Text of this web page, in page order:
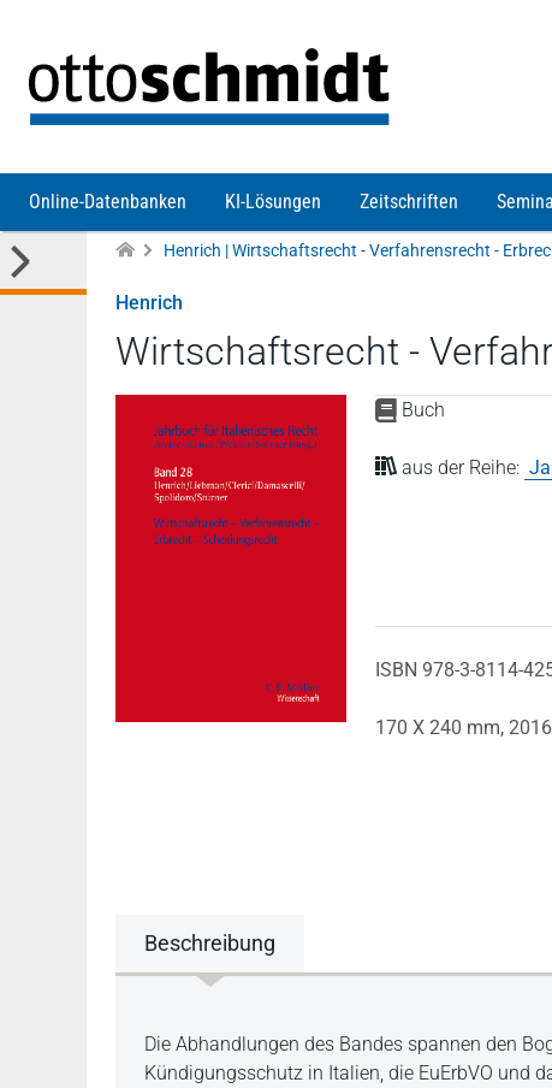
Online-Datenbanken KI-Lösungen Zeitschriften
Henrich
Wirtschaftsrecht -
Buch
aus der Reihe:
ISBN 978-3-8114-
170 X 240 mm,
Beschreibung
Beschreibung
Die Abhandlungen des Bandes spannen den
Kündigungsschutz in Italien, die EuErbVO und